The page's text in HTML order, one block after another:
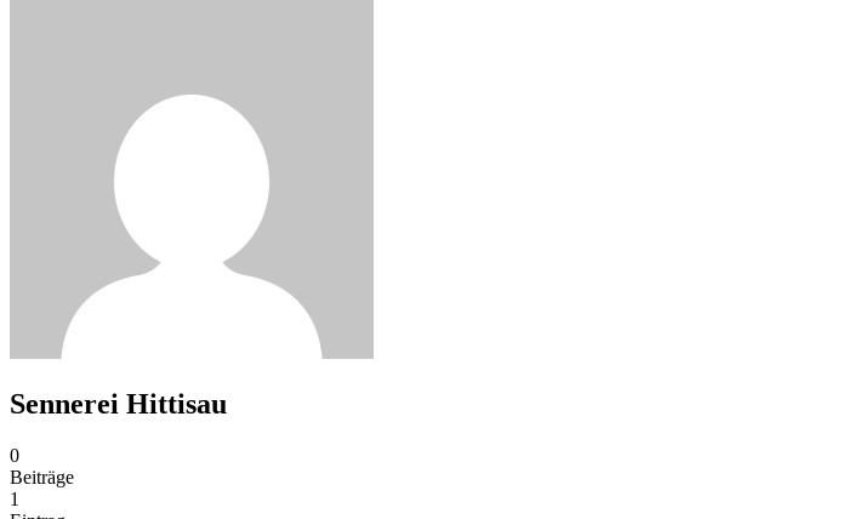
Sennerei Hittisau
0
Beiträge
1